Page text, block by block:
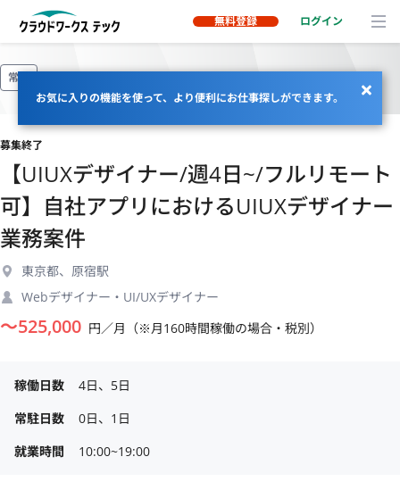
無料登録 ログイン
お気に入りの機能を使って、より便利にお仕事探しができます。
常駐
募集終了
【UIUXデザイナー/週4日~/フルリモート
可】自社アプリにおけるUIUXデザイナー
業務案件
東京都、原宿駅
Webデザイナー・UI/UXデザイナー
〜525,000 円／月（※月160時間稼働の場合・税別）
稼働日数
4日、5日
常駐日数
0日、1日
就業時間
10:00~19:00